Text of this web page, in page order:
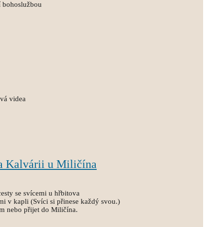
bohoslužbou
videa
Kalvárii u Miličína
se svícemi u hřbitova
v kapli (Svíci si přinese každý svou.)
nebo přijet do Miličína.